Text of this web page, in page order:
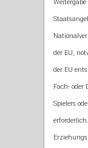
der EU,
der EU
Fach- oder
Spielers